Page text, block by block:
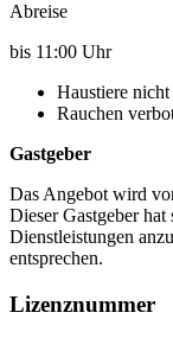
Abreise
bis 11:00 Uhr
Haustiere
Rauchen
Gastgeber
Das Angebot wird
Dieser Gastgeber
Dienstleistungen
entsprechen.
Lizenznummer